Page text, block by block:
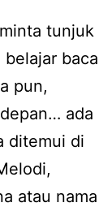
tunjuk
baca
pun,
ada
ditemui di
atau nama